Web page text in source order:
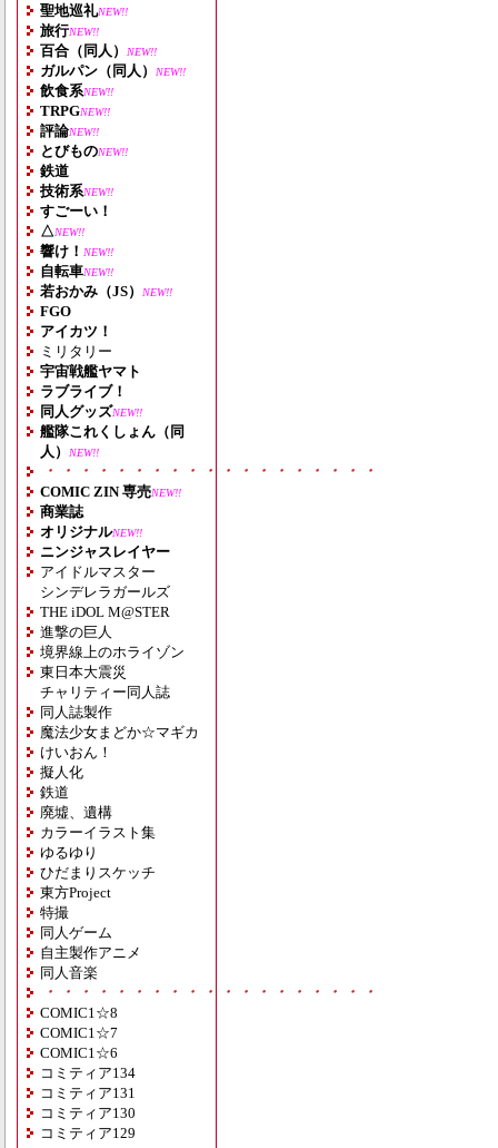
聖地巡礼NEW!!
旅行NEW!!
百合（同人） NEW!!
ガルパン（同人） NEW!!
飲食系NEW!!
TRPGNEW!!
評論NEW!!
とびものNEW!!
鉄道
技術系NEW!!
すごーい！
△NEW!!
響け！ NEW!!
自転車NEW!!
若おかみ（JS） NEW!!
FGO
アイカツ！
ミリタリー
宇宙戦艦ヤマト
ラブライブ！
同人グッズNEW!!
艦隊これくしょん（同
人）
NEW!!
・・・・・・・・・・・・・・・・・・・
COMIC ZIN 専売NEW!!
商業誌
オリジナルNEW!!
ニンジャスレイヤー
アイドルマスター
シンデレラガールズ
THE iDOL M@STER
進撃の巨人
境界線上のホライゾン
東日本大震災
チャリティー同人誌
同人誌製作
魔法少女まどか☆マギカ
けいおん！
擬人化
鉄道
廃墟、遺構
カラーイラスト集
ゆるゆり
ひだまりスケッチ
東方Project
特撮
同人ゲーム
自主製作アニメ
同人音楽
・・・・・・・・・・・・・・・・・・・
COMIC1☆8
COMIC1☆7
COMIC1☆6
コミティア134
コミティア131
コミティア130
コミティア129